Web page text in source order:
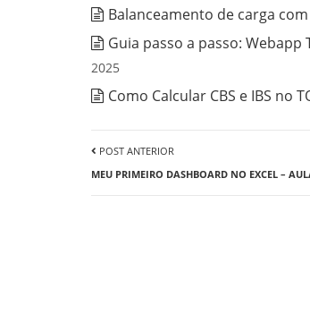
Balanceamento de carga
Guia passo a passo: Webapp
2025
Como Calcular CBS e IBS no
POST ANTERIOR
MEU PRIMEIRO DASHBOARD NO EXCEL –